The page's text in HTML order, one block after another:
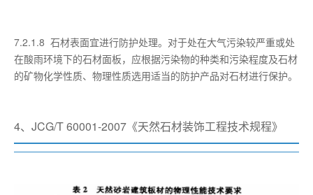
7.2.1.8 石材表面宜进行防护处理。对于处在大气污染较严重或处
在酸雨环境下的石材面板，应根据污染物的种类和污染程度及石材
的矿物化学性质、物理性质选用适当的防护产品对石材进行保护。
4、JCG/T 60001-2007《天然石材装饰工程技术规程》